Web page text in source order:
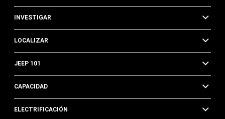
INVESTIGAR
LOCALIZAR
JEEP 101
CAPACIDAD
ELECTRIFICACIÓN